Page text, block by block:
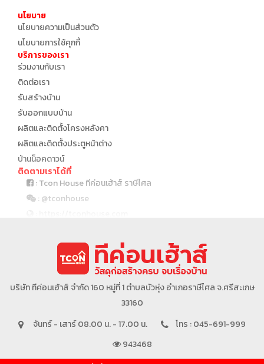
นโยบาย
นโยบายความเป็นส่วนตัว
นโยบายการใช้คุกกี้
บริการของเรา
ร่วมงานกับเรา
ติดต่อเรา
รับสร้างบ้าน
รับออกแบบบ้าน
ผลิตและติดตั้งโครงหลังคา
ผลิตและติดตั้งประตูหน้าต่าง
บ้านน็อคดาวน์
ติดตามเราได้ที่
: Tcon House ทีค่อนเฮ้าส์ ราษีไศล
: @tconhouse
บริษัทในเครือ
บริษัท ทีค่อนเฮ้าส์ จำกัด 160 หมู่ที่ 1 ตำบลบัวหุ่ง อำเภอราษีไศล จ.ศรีสะเกษ
33160
จันทร์ - เสาร์ 08.00 น. - 17.00 น.
โทร : 045-691-999
943468